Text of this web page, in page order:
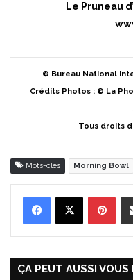
Le Pruneau
© Bureau National
Crédits Photos : © La
Tous droits
Mots-clés Morning Bowl
ÇA PEUT AUSSI VOUS